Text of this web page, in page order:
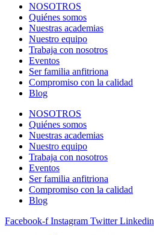
NOSOTROS
Quiénes somos
Nuestras academias
Nuestro equipo
Trabaja con nosotros
Eventos
Ser familia anfitriona
Compromiso con la calidad
Blog
NOSOTROS
Quiénes somos
Nuestras academias
Nuestro equipo
Trabaja con nosotros
Eventos
Ser familia anfitriona
Compromiso con la calidad
Blog
Facebook-f Instagram Twitter Linkedin